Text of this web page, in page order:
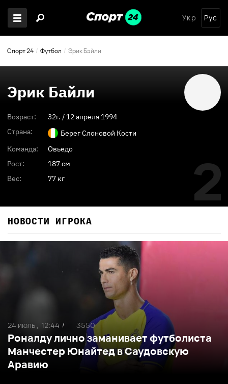
Укр Рус
Спорт 24 Футбол Эрик Байли
Эрик Байли
Возраст: 32г. / 12 апреля 1994
Страна:
Берег Слоновой Кости
Команда:
Овьедо
Рост:
187 см
Вес:
77 кг 2
НОВОСТИ ИГРОКА
Роналду лично заманивает футболиста
Манчестер Юнайтед в Саудовскую
Аравию
24 июль , 12:44 / 3550